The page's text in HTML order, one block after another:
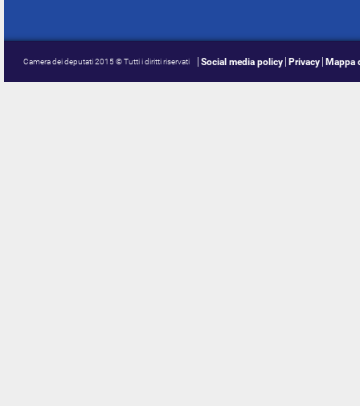
Camera dei deputati 2015 © Tutti i diritti riservati Social media policy Privacy Mappa